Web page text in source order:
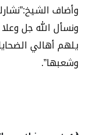
وأضاف
ونسأل الله جل
يلهم أهالي
وشعبها”.